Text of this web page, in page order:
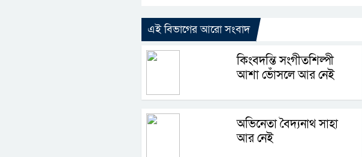
এই বিভাগের আরো সংবাদ
কিংবদন্তি সংগীতশিল্পী
আশা ভোঁসলে আর নেই
অভিনেতা বৈদ্যনাথ সাহা
আর নেই